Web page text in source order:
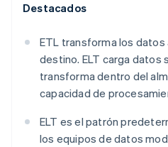
Destacados
ETL transforma los datos
destino. ELT carga datos
transforma dentro del
capacidad de
ELT es el patrón
los equipos de datos